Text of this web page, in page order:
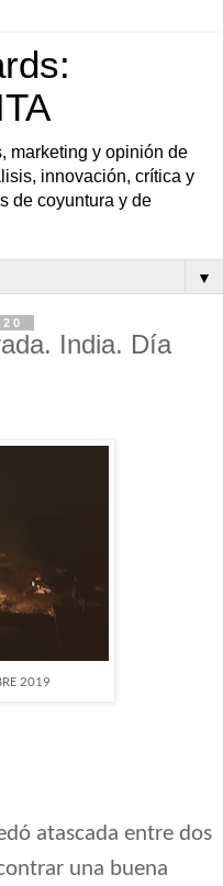
marketing y opinión de
innovación, crítica y
de coyuntura y de
▼
India. Día
2019
atascada entre dos
una buena